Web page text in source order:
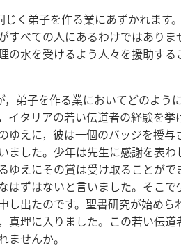
じく弟子を作る業にあずかれます
すべての人にあるわけではありま
の水を受けるよう人々を援助す
，弟子を作る業においてどのよう
イタリアの若い伝道者の経験を
ゆえに，彼は一個のバッジを授
ました。少年は先生に感謝を表
ゆえにその賞は受け取ることが
はずはないと言いました。そこ
し出たのです。聖書研究が始め
真理に入りました。この若い伝
ませんか。